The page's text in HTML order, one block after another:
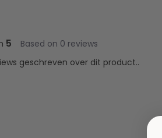
5
Based on 0 reviews
geschreven over dit product..